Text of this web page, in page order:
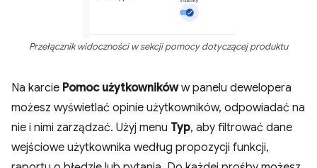
Przełącznik widoczności w sekcji pomocy dotyczącej produktu
Na karcie Pomoc użytkownikóww panelu dewelopera
możesz wyświetlać opinie użytkowników, odpowiadać na
nie i nimi zarządzać. Użyj menu Typ, aby filtrować dane
wejściowe użytkownika według propozycji funkcji,